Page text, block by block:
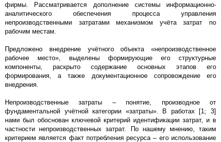
фирмы. Рассматривается дополнение системы информационно-
аналитического обеспечения процесса управления
непроизводственными затратами механизмом учёта затрат по
рабочим местам.
Предложено внедрение учётного объекта «непроизводственное
рабочее место», выделены формирующие его структурные
компоненты, раскрыто содержание основных этапов его
формирования, а также документационное сопровождение его
внедрения.
Непроизводственные затраты – понятие, производное от
фундаментальной учётной категории «затраты». В работах [1; 3]
нами был обоснован ключевой критерий идентификации затрат, и в
частности непроизводственных затрат. По нашему мнению, таким
критерием является факт потребления ресурса – его использование